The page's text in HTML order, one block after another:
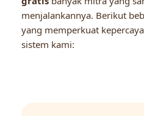
menjalankannya. Berikut
yang memperkuat
sistem kami: